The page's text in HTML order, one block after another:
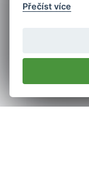
Nejlépe
v ČR
Přečíst více